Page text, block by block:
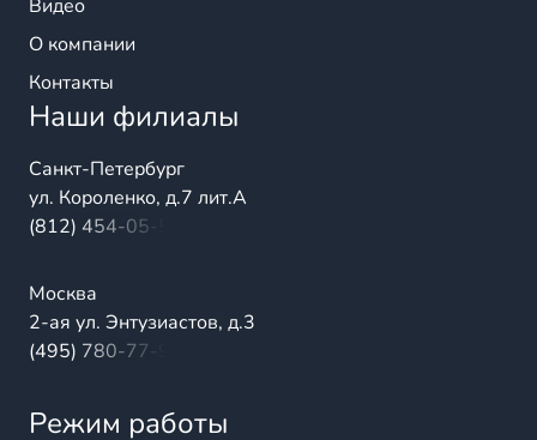
Видео
О компании
Контакты
Наши филиалы
Санкт-Петербург
ул. Короленко, д.7 лит.А
(812) 454-05-54
Москва
2-ая ул. Энтузиастов, д.3
(495) 780-77-98
Режим работы